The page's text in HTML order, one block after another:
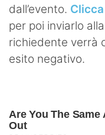
dall’evento.
per poi inviarlo
richiedente verrà
esito negativo.